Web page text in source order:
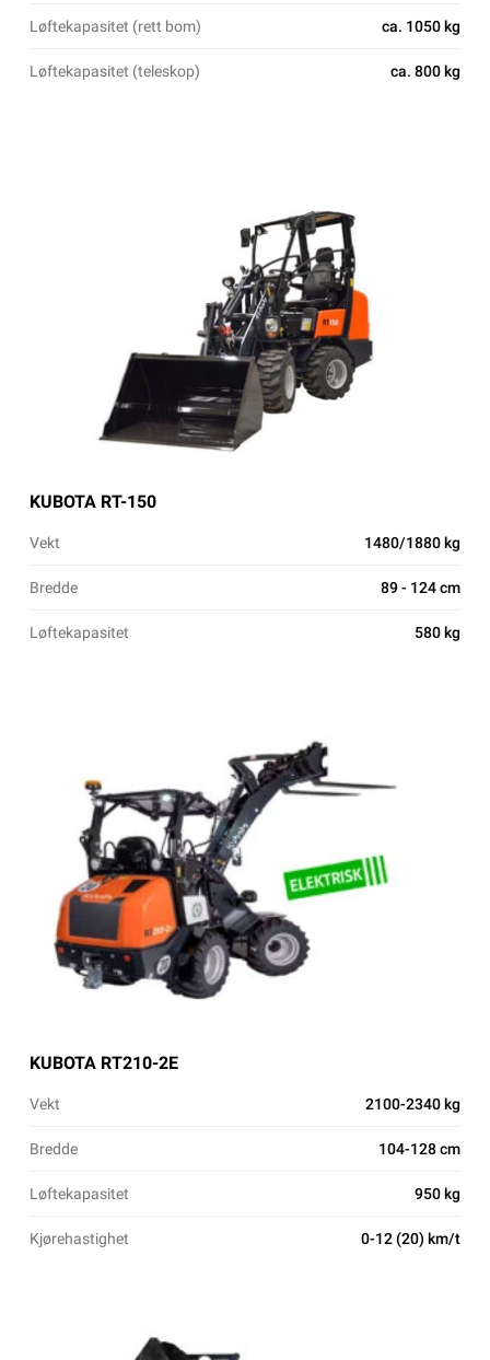
Løftekapasitet (rett bom) ca. 1050 kg
Løftekapasitet (teleskop) ca. 800 kg
KUBOTA RT-150
Vekt 1480/1880 kg
Bredde 89 - 124 cm
Løftekapasitet 580 kg
KUBOTA RT210-2E
Vekt 2100-2340 kg
Bredde 104-128 cm
Løftekapasitet 950 kg
Kjørehastighet 0-12 (20) km/t